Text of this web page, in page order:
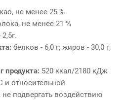
не менее 25 %
не менее 21 %
белков - 6,0 г; жиров - 30,0 г;
продукта: 520 ккал/2180 кДж
и относительной
подвергать воздействию